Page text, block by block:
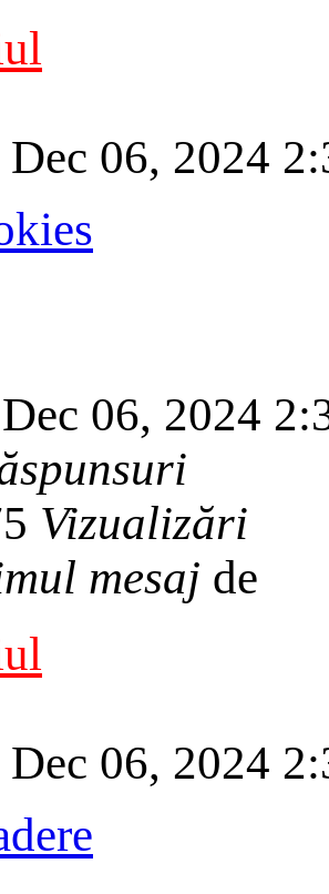
06, 2024
06, 2024
Vizualizări
mesaj de
06, 2024